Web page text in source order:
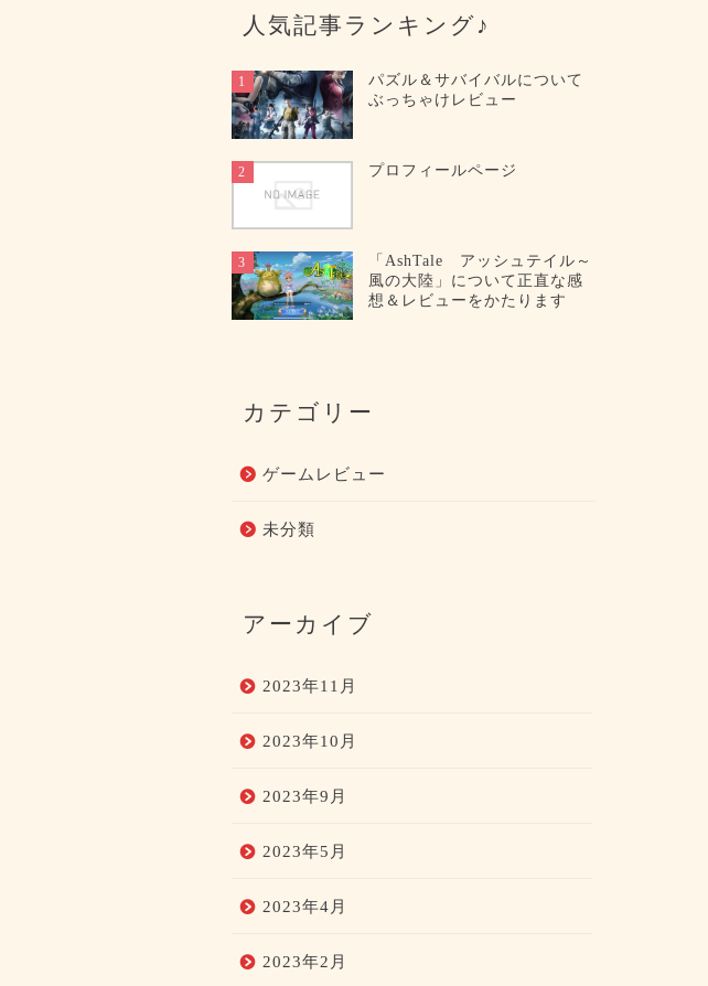
人気記事ランキング♪
1
パズル＆サバイバルについて
ぶっちゃけレビュー
2 プロフィールページ
3
「AshTale アッシュテイル～
風の大陸」について正直な感
想＆レビューをかたります
カテゴリー
ゲームレビュー
未分類
アーカイブ
2023年11月
2023年10月
2023年9月
2023年5月
2023年4月
2023年2月